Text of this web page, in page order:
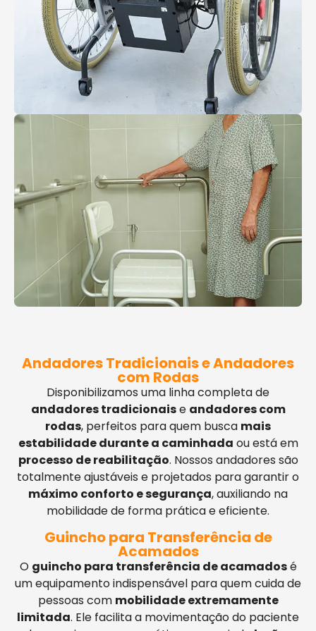
Andadores Tradicionais e Andadores
com Rodas
Disponibilizamos uma linha completa de
andadores tradicionaise andadores com
rodas, perfeitos para quem busca mais
estabilidade durante a caminhada ou está em
processo de reabilitação. Nossos andadores são
totalmente ajustáveis e projetados para garantir o
máximo conforto e segurança, auxiliando na
mobilidade de forma prática e eficiente.
Guincho para Transferência de
Acamados
O guincho para transferência de acamadosé
um equipamento indispensável para quem cuida de
pessoas com mobilidade extremamente
limitada. Ele facilita a movimentação do paciente